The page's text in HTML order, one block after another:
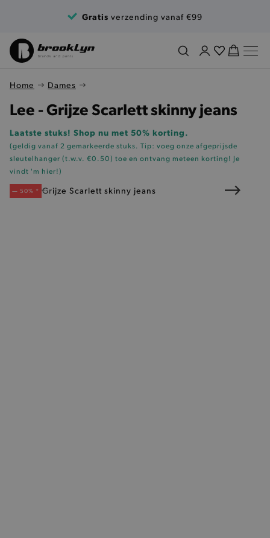
Gratis verzending vanaf €99
Home Dames
Lee - Grijze Scarlett skinny jeans
Laatste stuks! Shop nu met 50% korting.
(geldig vanaf 2 gemarkeerde stuks. Tip: voeg onze afgeprijsde
sleutelhanger (t.w.v. €0.50) toe en ontvang meteen korting! Je
vindt 'm hier!)
— 50% *